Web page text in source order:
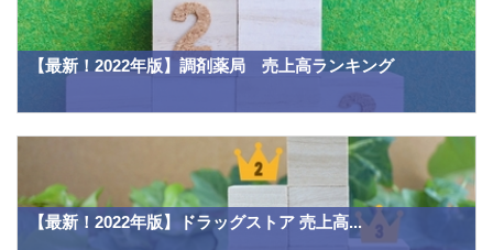
【最新！2022年版】調剤薬局 売上高ランキング
【最新！2022年版】ドラッグストア 売上高...